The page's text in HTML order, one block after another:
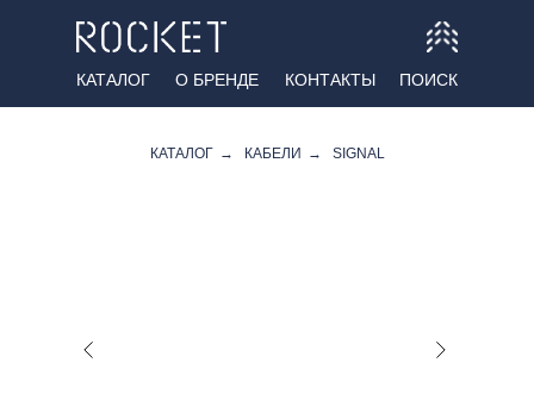
О БРЕНДЕ КОНТАКТЫ ПОИСК
КАТАЛОГ
КАТАЛОГ → КАБЕЛИ → SIGNAL